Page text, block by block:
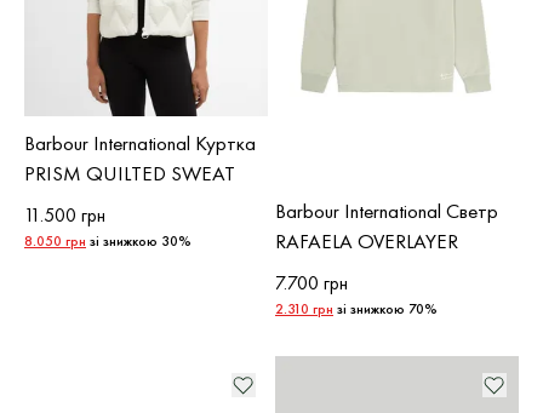
Barbour International Куртка
PRISM QUILTED SWEAT
11.500 грн
8.050 грн зі знижкою 30%
Barbour International Светр
RAFAELA OVERLAYER
7.700 грн
2.310 грн зі знижкою 70%